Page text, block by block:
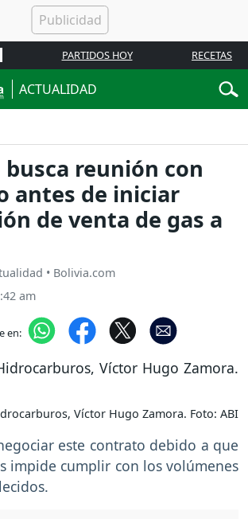
PARTIDOS HOY RECETAS
ACTUALIDAD
reunión con
antes de iniciar
de venta de gas a
• Bolivia.com
am
en:
Víctor Hugo Zamora. Foto: ABI
este contrato debido a que
impide cumplir con los volúmenes